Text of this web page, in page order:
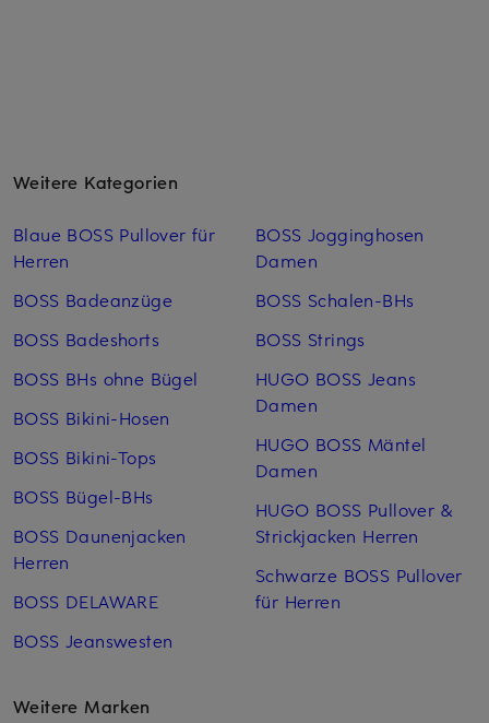
Weitere Kategorien
Blaue BOSS Pullover für
Herren
BOSS Badeanzüge
BOSS Badeshorts
BOSS BHs ohne Bügel
BOSS Bikini-Hosen
BOSS Bikini-Tops
BOSS Bügel-BHs
BOSS Daunenjacken
Herren
BOSS DELAWARE
BOSS Jeanswesten
BOSS Jogginghosen
Damen
BOSS Schalen-BHs
BOSS Strings
HUGO BOSS Jeans
Damen
HUGO BOSS Mäntel
Damen
HUGO BOSS Pullover &
Strickjacken Herren
Schwarze BOSS Pullover
für Herren
Weitere Marken